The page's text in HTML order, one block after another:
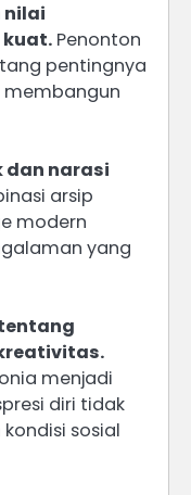
nilai
Penonton
pentingnya
dan narasi
arsip
modern
yang
menjadi
diri tidak
sosial